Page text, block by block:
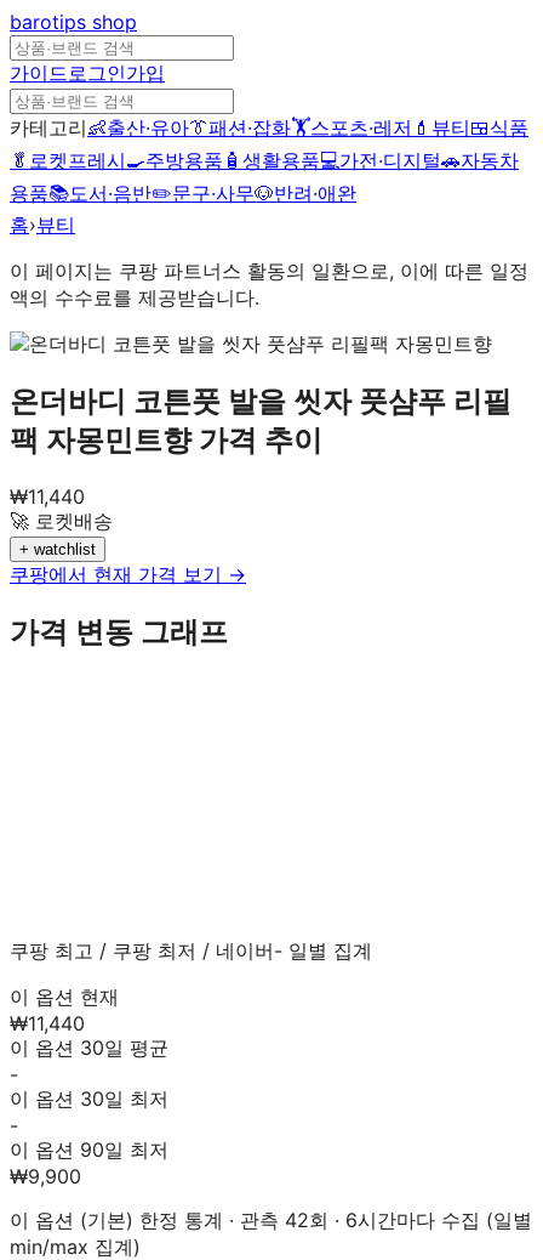
barotips shop
가이드로그인가입
카테고리👶출산·유아👔패션·잡화🏋️스포츠·레저 💄 뷰티🍱식품
🥬 로켓프레시🍳주방용품 🧴 생활용품💻가전·디지털🚗자동차
용품📚도서·음반✏️문구·사무🐶반려·애완
홈›뷰티
이 페이지는 쿠팡 파트너스 활동의 일환으로, 이에 따른 일정
액의 수수료를 제공받습니다.
온더바디 코튼풋 발을 씻자 풋샴푸 리필
팩 자몽민트향가격 추이
₩11,440
🚀 로켓배송
+ watchlist
쿠팡에서 현재 가격 보기 →
가격 변동 그래프
쿠팡 최고 / 쿠팡 최저 / 네이버- 일별 집계
이 옵션 현재
₩11,440
이 옵션 30일 평균
-
이 옵션 30일 최저
-
이 옵션 90일 최저
₩9,900
이 옵션 (기본) 한정 통계 · 관측 42회 · 6시간마다 수집 (일별
min/max 집계)